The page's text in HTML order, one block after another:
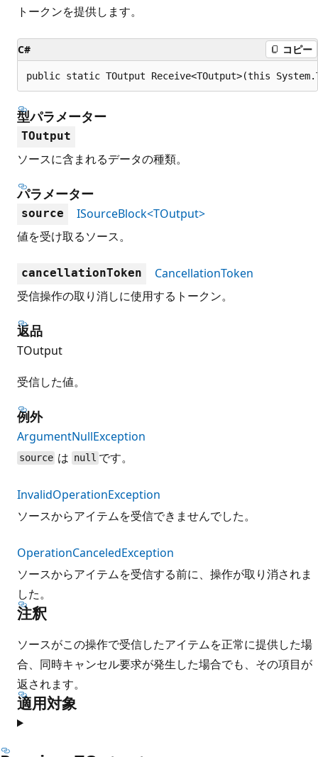
トークンを提供します。
C# コピー
public static TOutput Receive<TOutput>(this
型パラメーター
TOutput
ソースに含まれるデータの種類。
パラメーター
source
ISourceBlock<TOutput>
値を受け取るソース。
cancellationToken
CancellationToken
受信操作の取り消しに使用するトークン。
返品
TOutput
受信した値。
例外
ArgumentNullException
source は null です。
InvalidOperationException
ソースからアイテムを受信できませんでした。
OperationCanceledException
ソースからアイテムを受信する前に、操作が取り消されま
した。
注釈
ソースがこの操作で受信したアイテムを正常に提供した場
合、同時キャンセル要求が発生した場合でも、その項目が
返されます。
適用対象